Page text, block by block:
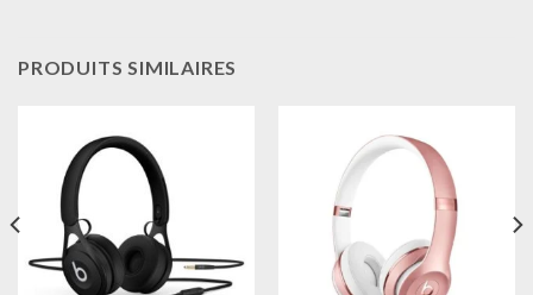
PRODUITS SIMILAIRES